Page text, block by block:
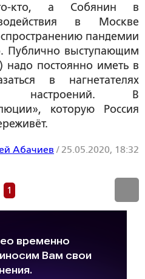
кто, а Собянин в
в Москве
пандемии
Публично выступающим
постоянно иметь в
в нагнетателях
настроений. В
которую Россия
Абачиев / 25.05.2020, 18:32
1